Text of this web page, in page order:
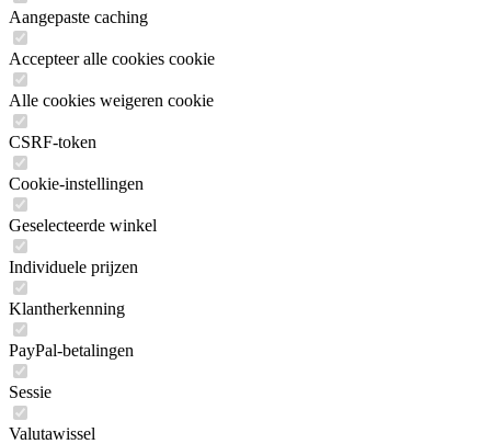
Aangepaste caching
Accepteer alle cookies cookie
Alle cookies weigeren cookie
CSRF-token
Cookie-instellingen
Geselecteerde winkel
Individuele prijzen
Klantherkenning
PayPal-betalingen
Sessie
Valutawissel